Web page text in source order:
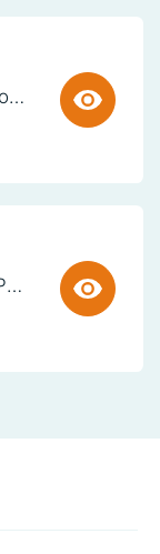
Display | Bookaroo Notebook & Pen - Fern
Cuddly Reader - Puppy Pete